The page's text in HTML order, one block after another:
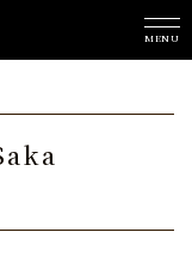
MENU